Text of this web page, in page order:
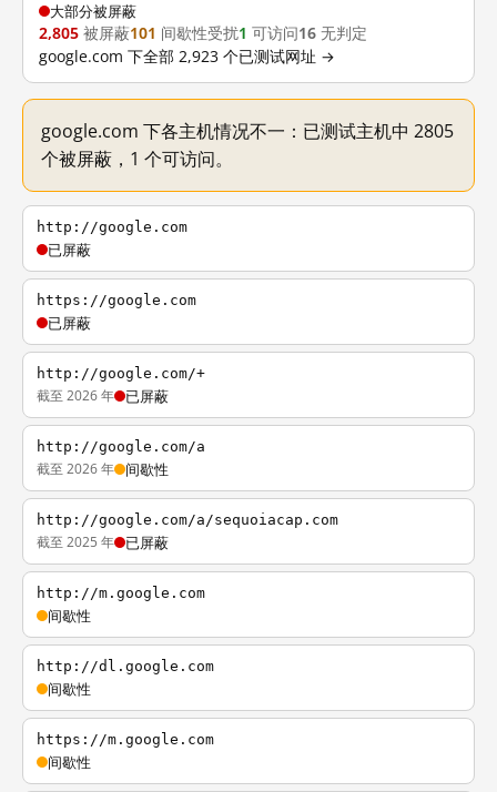
大部分被屏蔽
2,805 被屏蔽101 间歇性受扰1 可访问16 无判定
google.com 下全部 2,923 个已测试网址 →
google.com 下各主机情况不一：已测试主机中 2805
个被屏蔽，1 个可访问。
http://google.com
已屏蔽
https://google.com
已屏蔽
http://google.com/+
截至 2026 年 已屏蔽
http://google.com/a
截至 2026 年 间歇性
http://google.com/a/sequoiacap.com
截至 2025 年 已屏蔽
http://m.google.com
间歇性
http://dl.google.com
间歇性
https://m.google.com
间歇性